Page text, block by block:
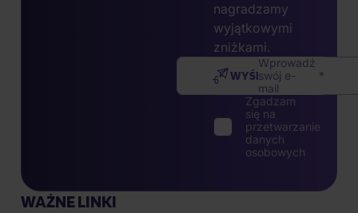
nagradzamy
wyjątkowymi
zniżkami.
Wprowadź
swój e-
mail
WYŚLIJ
Zgadzam
się na
przetwarzanie
danych
osobowych
WAŻNE LINKI